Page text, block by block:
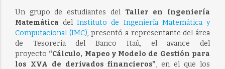
Un grupo de estudiantes del Taller en Ingeniería
Matemática delInstituto de Ingeniería Matemática y
Computacional (IMC), presentó a representante del área
de Tesorería del Banco Itaú, el avance del
proyecto “Cálculo, Mapeo y Modelo de Gestión para
los XVA de derivados financieros”, en el que los